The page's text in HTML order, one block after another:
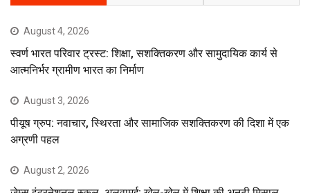
August 4, 2026
स्वर्ण भारत परिवार ट्रस्ट: शिक्षा, सशक्तिकरण और सामुदायिक कार्य से
आत्मनिर्भर ग्रामीण भारत का निर्माण
August 3, 2026
पीयूष ग्रुप: नवाचार, स्थिरता और सामाजिक सशक्तिकरण की दिशा में एक
अग्रणी पहल
August 2, 2026